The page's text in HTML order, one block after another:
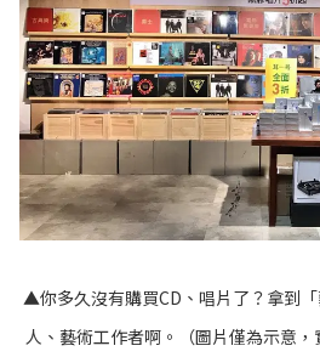
▲你多久沒有購買CD、唱片了？拿到
人、藝術工作者啊。（圖片僅為示意